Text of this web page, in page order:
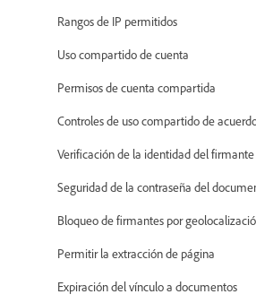
Rangos de IP permitidos
Uso compartido de cuenta
Permisos de cuenta compartida
Controles de uso compartido de
Verificación de la identidad del firmante
Seguridad de la contraseña del
Bloqueo de firmantes por
Permitir la extracción de página
Expiración del vínculo a documentos